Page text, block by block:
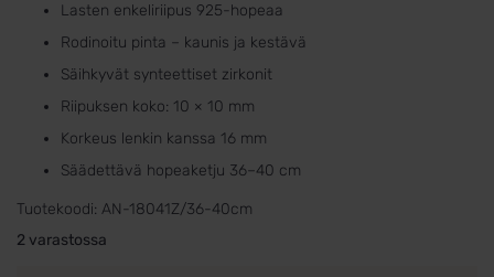
Lasten enkeliriipus 925-hopeaa
Rodinoitu pinta – kaunis ja kestävä
Säihkyvät synteettiset zirkonit
Riipuksen koko: 10 × 10 mm
Korkeus lenkin kanssa 16 mm
Säädettävä hopeaketju 36–40 cm
Tuotekoodi: AN-18041Z/36-40cm
2 varastossa